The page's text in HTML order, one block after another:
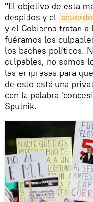
"El objetivo de esta
despidos y el
y el Gobierno tratan a
fuéramos los
los baches políticos.
culpables, no somos
las empresas para
de esto está una
con la palabra
Sputnik.